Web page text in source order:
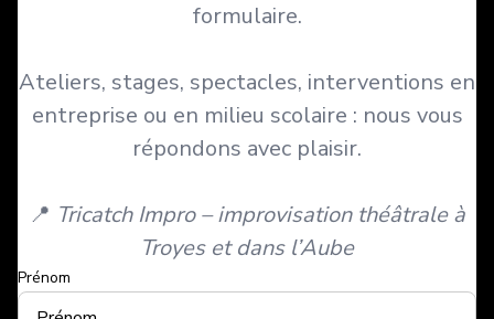
formulaire.
Ateliers, stages, spectacles, interventions en
entreprise ou en milieu scolaire : nous vous
répondons avec plaisir.
📍 Tricatch Impro – improvisation théâtrale à
Troyes et dans l’Aube
Prénom